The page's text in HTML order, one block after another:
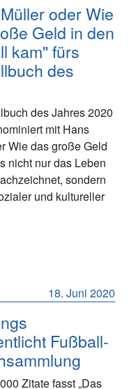
oder Wie
Geld in den
kam" fürs
des
des Jahres 2020
mit Hans
Wie das große Geld
nicht nur das Leben
sondern
und kultureller
18. Juni 2020
Fußball-
Zitate fasst „Das